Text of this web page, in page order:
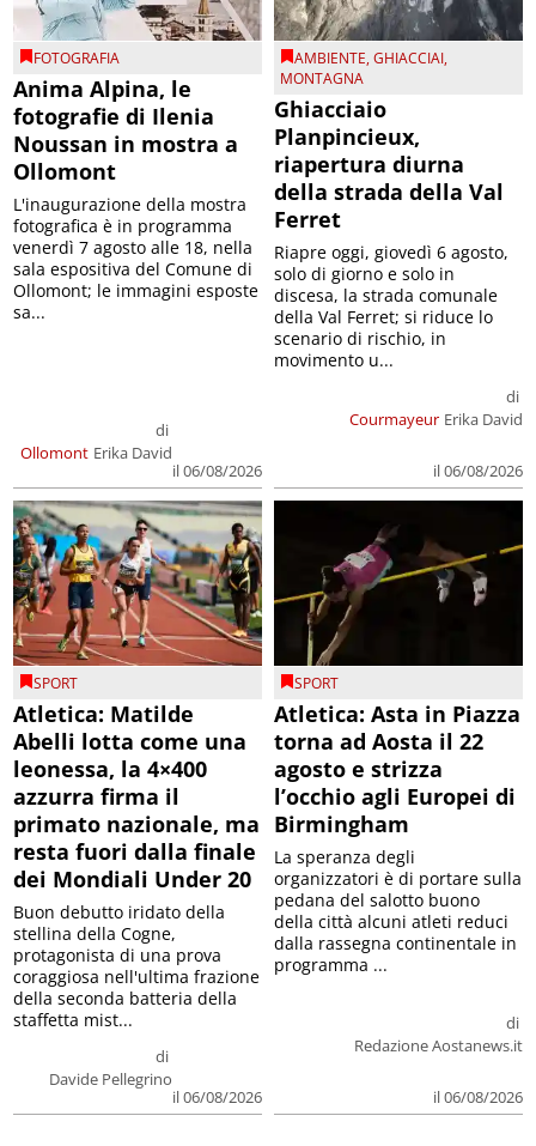
FOTOGRAFIA
Anima Alpina, le
fotografie di Ilenia
Noussan in mostra a
Ollomont
Ollomont
di
Erika David
il 06/08/2026
L'inaugurazione della mostra
fotografica è in programma
venerdì 7 agosto alle 18, nella
sala espositiva del Comune di
Ollomont; le immagini esposte
sa...
AMBIENTE,GHIACCIAI,
MONTAGNA
Ghiacciaio
Planpincieux,
riapertura diurna
della strada della Val
Ferret
Courmayeur
di
Erika David
il 06/08/2026
Riapre oggi, giovedì 6 agosto,
solo di giorno e solo in
discesa, la strada comunale
della Val Ferret; si riduce lo
scenario di rischio, in
movimento u...
SPORT
Atletica: Matilde
Abelli lotta come una
leonessa, la 4×400
azzurra firma il
primato nazionale, ma
resta fuori dalla finale
dei Mondiali Under 20
di
Davide Pellegrino
il 06/08/2026
Buon debutto iridato della
stellina della Cogne,
protagonista di una prova
coraggiosa nell'ultima frazione
della seconda batteria della
staffetta mist...
SPORT
Atletica: Asta in Piazza
torna ad Aosta il 22
agosto e strizza
l’occhio agli Europei di
Birmingham
di
Redazione Aostanews.it
il 06/08/2026
La speranza degli
organizzatori è di portare sulla
pedana del salotto buono
della città alcuni atleti reduci
dalla rassegna continentale in
programma ...